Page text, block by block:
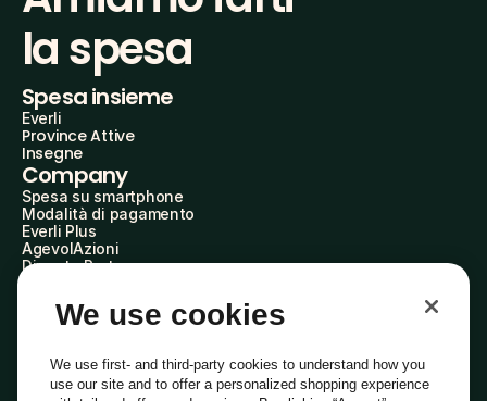
la spesa
Spesa insieme
Everli
Province Attive
Insegne
Company
Spesa su smartphone
Modalità di pagamento
Everli Plus
AgevolAzioni
Diventa Partner
Everli Shoppers
About Us
Everli News
Domande frequenti
Lavora con noi
We use cookies
We use first- and third-party cookies to understand how you
use our site and to offer a personalized shopping experience